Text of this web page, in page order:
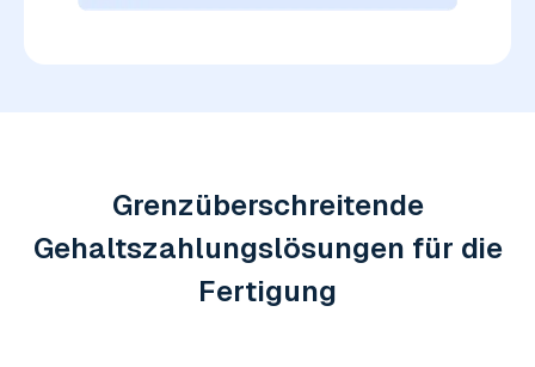
Grenzüberschreitende
Gehaltszahlungslösungen für die
Fertigung